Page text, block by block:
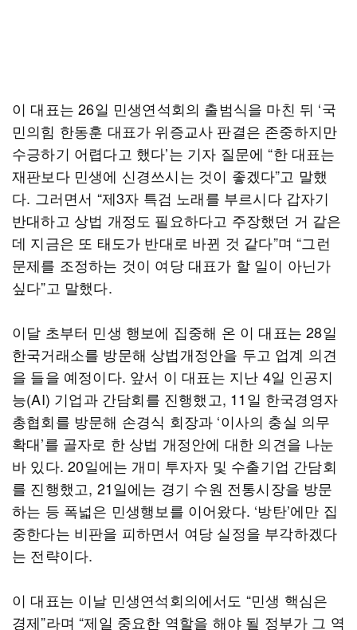
이 대표는 26일 민생연석회의 출범식을 마친 뒤 ‘국
민의힘 한동훈 대표가 위증교사 판결은 존중하지만
수긍하기 어렵다고 했다’는 기자 질문에 “한 대표는
재판보다 민생에 신경쓰시는 것이 좋겠다”고 말했
다. 그러면서 “제3자 특검 노래를 부르시다 갑자기
반대하고 상법 개정도 필요하다고 주장했던 거 같은
데 지금은 또 태도가 반대로 바뀐 것 같다”며 “그런
문제를 조정하는 것이 여당 대표가 할 일이 아닌가
싶다”고 말했다.
이달 초부터 민생 행보에 집중해 온 이 대표는 28일
한국거래소를 방문해 상법개정안을 두고 업계 의견
을 들을 예정이다. 앞서 이 대표는 지난 4일 인공지
능(AI) 기업과 간담회를 진행했고, 11일 한국경영자
총협회를 방문해 손경식 회장과 ‘이사의 충실 의무
확대’를 골자로 한 상법 개정안에 대한 의견을 나눈
바 있다. 20일에는 개미 투자자 및 수출기업 간담회
를 진행했고, 21일에는 경기 수원 전통시장을 방문
하는 등 폭넓은 민생행보를 이어왔다. ‘방탄’에만 집
중한다는 비판을 피하면서 여당 실정을 부각하겠다
는 전략이다.
이 대표는 이날 민생연석회의에서도 “민생 핵심은
경제”라며 “제일 중요한 역할을 해야 될 정부가 그 역